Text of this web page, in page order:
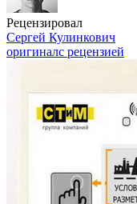
Рецензировал
Сергей Кулинкович
оригиналс рецензией